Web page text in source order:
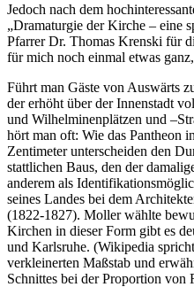
Jedoch nach dem
„Dramaturgie der Kirche – eine
Pfarrer Dr. Thomas Krenski für
für mich noch einmal etwas
Führt man Gäste von Auswärts
der erhöht über der Innenstadt
und Wilhelminenplätzen und
hört man oft: Wie das Pantheon
Zentimeter unterscheiden den
stattlichen Baus, den der
anderem als
seines Landes bei dem
(1822-1827). Moller wählte
Kirchen in dieser Form gibt es
und Karlsruhe. (Wikipedia
verkleinerten Maßstab und
Schnittes bei der Proportion von